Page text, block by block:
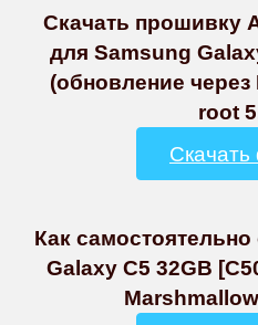
Скачать прошивку
для Samsung
(обновление через
root
Как
Galaxy C5 32GB